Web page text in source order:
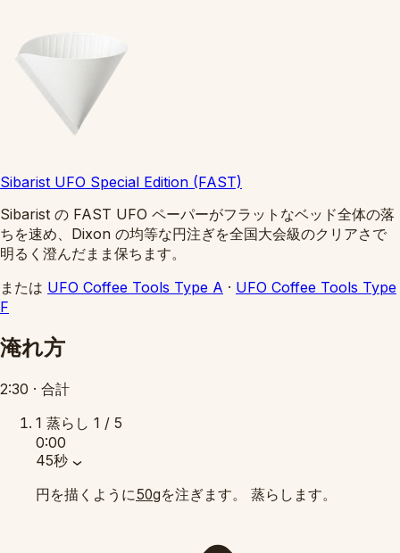
Sibarist UFO Special Edition (FAST)
Sibarist の FAST UFO ペーパーがフラットなベッド全体の落
ちを速め、Dixon の均等な円注ぎを全国大会級のクリアさで
明るく澄んだまま保ちます。
または UFO Coffee Tools Type A · UFO Coffee Tools Type
F
淹れ方
2:30 · 合計
1 蒸らし 1 / 5
0:00
45秒
円を描くように50gを注ぎます。 蒸らします。